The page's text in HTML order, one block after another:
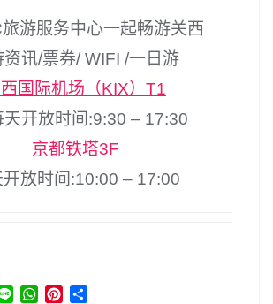
游服务中心一起畅游关西
资讯/票券/ WIFI /一日游
国际机场（KIX）T1
天开放时间:9:30 – 17:30
京都铁塔3F
开放时间:10:00 – 17:00
W